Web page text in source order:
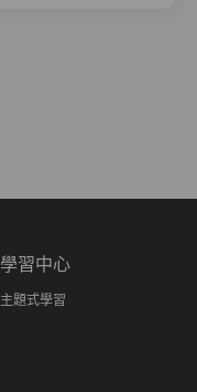
學習中心
主題式學習